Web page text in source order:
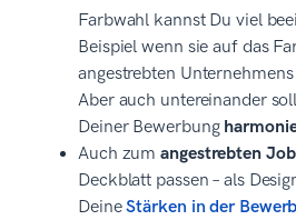
Farbwahl kannst Du viel
Beispiel wenn sie auf das
angestrebten
Aber auch untereinander
Deiner Bewerbung
Auch zumangestrebten Job
Deckblatt passen – als
DeineStärken in der